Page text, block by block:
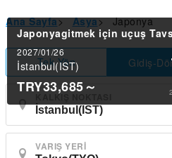
Ana Sayfa> Asya> Japonya
Tek Yön Gidiş-
KALKIŞ NOKTASI
VARIŞ YERI
Japonyagitmek için uçuş
2027/01/26
İstanbul(IST)
TRY33,685～